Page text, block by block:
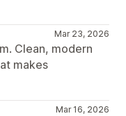
Mar 23, 2026
Clean, modern
makes
Mar 16, 2026